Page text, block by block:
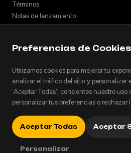
Términos
Notas de lanzamiento
Incrustar podcasts
© 2026 Podhoc. Todos los derechos reservados.
v1.2.0-20260801042810-6356398
English Español العربية Català
Italiano Русский
Preferencias de Cookies
Utilizamos cookies para mejorar tu
analizar el tráfico del sitio y personalizar
'Aceptar Todas', consientes nuestro uso
personalizar tus preferencias o rechazar
Aceptar Todas Aceptar
Personalizar